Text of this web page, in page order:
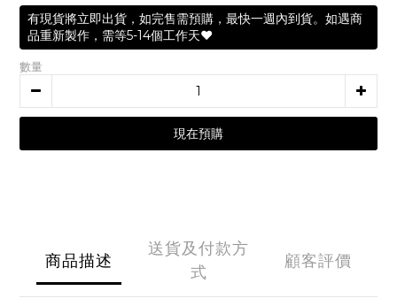
有現貨將立即出貨，如完售需預購，最快一週內到貨。如遇商
品重新製作，需等5-14個工作天❤️
數量
現在預購
商品描述
送貨及付款方
式
顧客評價